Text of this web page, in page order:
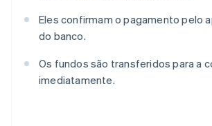
Eles confirmam o pagamento pelo
do banco.
Os fundos são transferidos para a
imediatamente.